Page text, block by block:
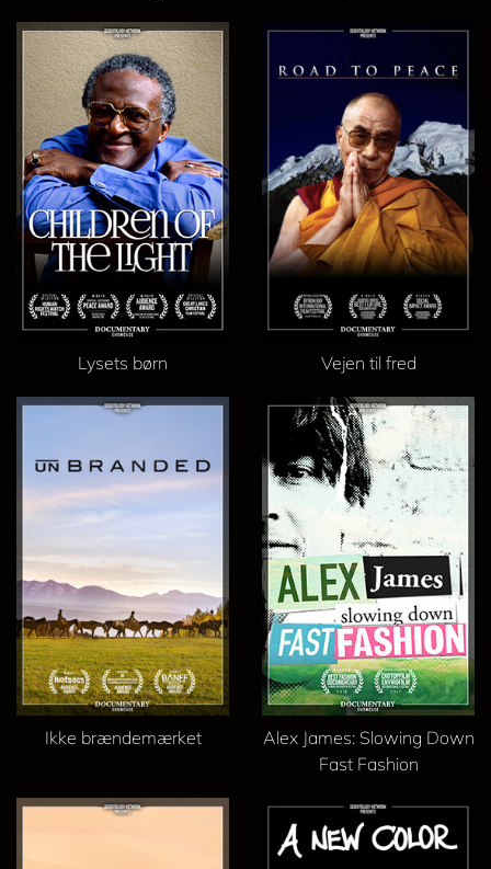
Lysets børn Vejen til fred
Ikke brændemærket
Alex James: Slowing Down
Fast Fashion